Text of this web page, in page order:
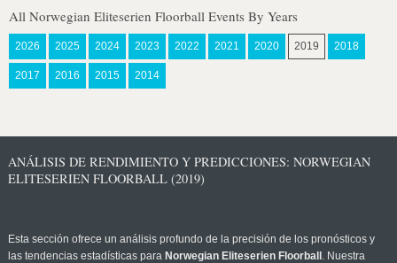
All Norwegian Eliteserien Floorball Events By Years
2026 2025 2024 2023 2022 2021 2020 2019 2018
2017 2016 2015 2014
ANÁLISIS DE RENDIMIENTO Y PREDICCIONES: NORWEGIAN
ELITESERIEN FLOORBALL (2019)
Esta sección ofrece un análisis profundo de la precisión de los pronósticos y
las tendencias estadísticas para Norwegian Eliteserien Floorball . Nuestra